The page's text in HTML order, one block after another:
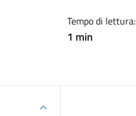
Tempo di lettura:
1 min